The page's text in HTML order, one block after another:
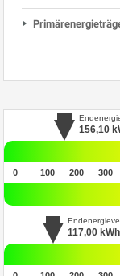
156,10
0 100 200 300
117,00